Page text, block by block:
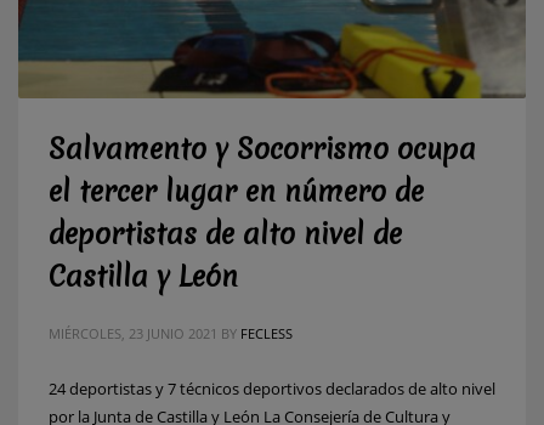
Salvamento y Socorrismo ocupa
el tercer lugar en número de
deportistas de alto nivel de
Castilla y León
MIÉRCOLES, 23 JUNIO 2021 BY FECLESS
24 deportistas y 7 técnicos deportivos declarados de alto nivel
por la Junta de Castilla y León La Consejería de Cultura y